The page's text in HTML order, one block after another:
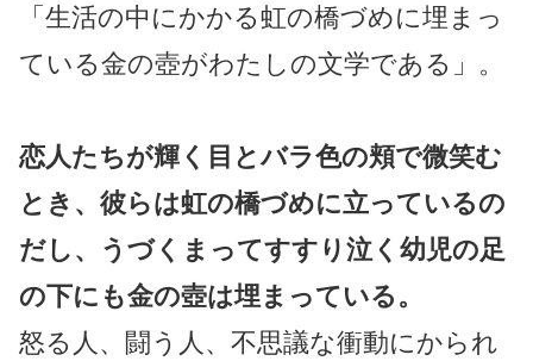
「生活の中にかかる虹の橋づめに埋まっ
ている金の壺がわたしの文学である」。
恋人たちが輝く目とバラ色の頬で微笑む
とき、彼らは虹の橋づめに立っているの
だし、うづくまってすすり泣く幼児の足
の下にも金の壺は埋まっている。
怒る人、闘う人、不思議な衝動にかられ